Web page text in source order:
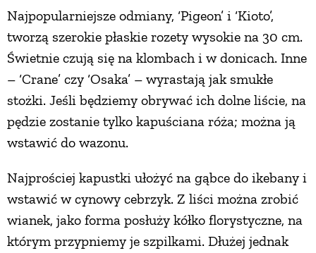
Najpopularniejsze odmiany, ‘Pigeon’ i ‘Kioto’,
tworzą szerokie płaskie rozety wysokie na 30 cm.
Świetnie czują się na klombach i w donicach. Inne
– ‘Crane’ czy ‘Osaka’ – wyrastają jak smukłe
stożki. Jeśli będziemy obrywać ich dolne liście, na
pędzie zostanie tylko kapuściana róża; można ją
wstawić do wazonu.
Najprościej kapustki ułożyć na gąbce do ikebany i
wstawić w cynowy cebrzyk. Z liści można zrobić
wianek, jako forma posłuży kółko florystyczne, na
którym przypniemy je szpilkami. Dłużej jednak
ZUPY
DANIA GŁÓWNE
CIASTA I DESERY
DODATKI
PRZETWORY
INNE